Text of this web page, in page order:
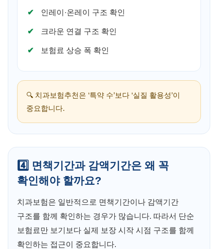
인레이·온레이 구조 확인
크라운 연결 구조 확인
보험료 상승 폭 확인
🔍 치과보험추천은 ‘특약 수’보다 ‘실질 활용성’이
중요합니다.
4️⃣ 면책기간과 감액기간은 왜 꼭
확인해야 할까요?
치과보험은 일반적으로 면책기간이나 감액기간
구조를 함께 확인하는 경우가 많습니다. 따라서 단순
보험료만 보기보다 실제 보장 시작 시점 구조를 함께
확인하는 접근이 중요합니다.